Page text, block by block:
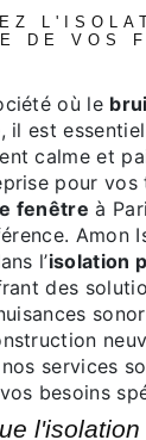
DE VOS
où le
il est
calme et
pour vos
fenêtre à
Amon
l’isolation
des
services
besoins